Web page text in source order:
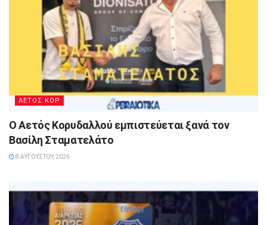
ΑΕΤΟΣ ΚΟΡ
Ο Αετός Κορυδαλλού εμπιστεύεται ξανά τον
Βασίλη Σταματελάτο
8 ΑΥΓΟΎΣΤΟΥ, 2026